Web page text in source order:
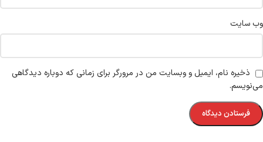
وب‌ سایت
ذخیره نام، ایمیل و وبسایت من در مرورگر برای زمانی که دوباره دیدگاهی
می‌نویسم.